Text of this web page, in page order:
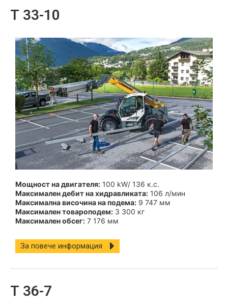
Т 33-10
Мощност на двигателя: 100 kW/ 136 к.с.
Максимален дебит на хидравликата: 106 л/мин
Максимална височина на подема: 9 747 мм
Максимален товароподем: 3 300 кг
Максимален обсег: 7 176 мм
За повече информация
Т 36-7